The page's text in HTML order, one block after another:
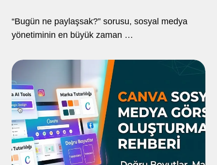
“Bugün ne paylaşsak?” sorusu, sosyal medya
yönetiminin en büyük zaman …